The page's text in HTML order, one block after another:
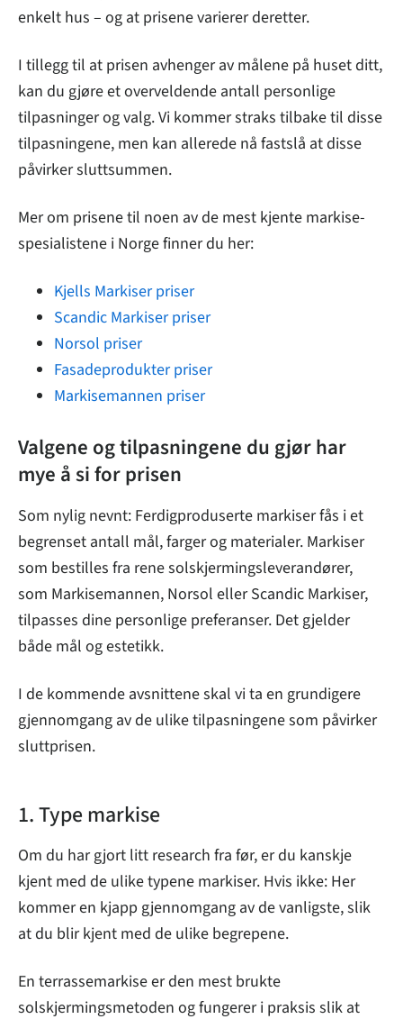
enkelt hus – og at prisene varierer deretter.
I tillegg til at prisen avhenger av målene på huset ditt,
kan du gjøre et overveldende antall personlige
tilpasninger og valg. Vi kommer straks tilbake til disse
tilpasningene, men kan allerede nå fastslå at disse
påvirker sluttsummen.
Mer om prisene til noen av de mest kjente markise-
spesialistene i Norge finner du her:
Kjells Markiser priser
Scandic Markiser priser
Norsol priser
Fasadeprodukter priser
Markisemannen priser
Valgene og tilpasningene du gjør har
mye å si for prisen
Som nylig nevnt: Ferdigproduserte markiser fås i et
begrenset antall mål, farger og materialer. Markiser
som bestilles fra rene solskjermingsleverandører,
som Markisemannen, Norsol eller Scandic Markiser,
tilpasses dine personlige preferanser. Det gjelder
både mål og estetikk.
I de kommende avsnittene skal vi ta en grundigere
gjennomgang av de ulike tilpasningene som påvirker
sluttprisen.
1. Type markise
Om du har gjort litt research fra før, er du kanskje
kjent med de ulike typene markiser. Hvis ikke: Her
kommer en kjapp gjennomgang av de vanligste, slik
at du blir kjent med de ulike begrepene.
En terrassemarkise er den mest brukte
solskjermingsmetoden og fungerer i praksis slik at